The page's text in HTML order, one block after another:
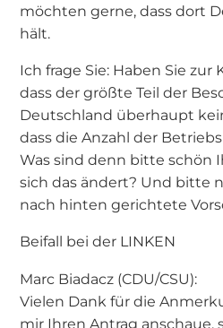
möchten gerne, dass dort
hält.
Ich frage Sie: Haben Sie
dass der größte Teil der
Deutschland überhaupt
dass die Anzahl der
Was sind denn bitte schön
sich das ändert? Und bitte
nach hinten gerichtete
Beifall bei der LINKEN
Marc Biadacz (CDU/CSU):
Vielen Dank für die
mir Ihren Antrag anschaue,